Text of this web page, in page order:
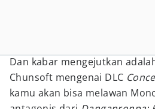
Dan kabar mengejutkan
Chunsoft mengenai DLC
kamu akan bisa melawan